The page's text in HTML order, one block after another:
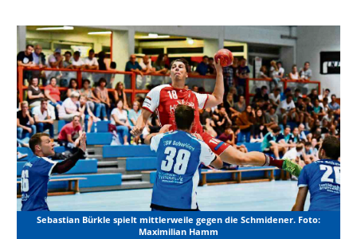
Sebastian Bürkle spielt mittlerweile gegen die Schmidener. Foto:
Maximilian Hamm